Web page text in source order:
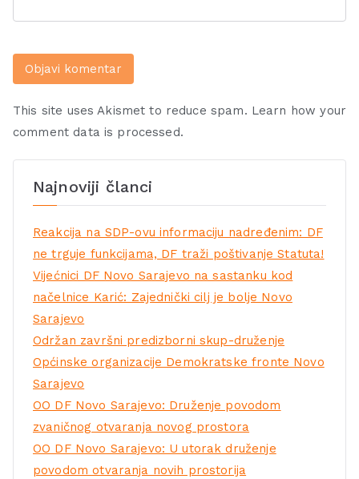
This site uses Akismet to reduce spam. Learn how your
comment data is processed.
Najnoviji članci
Reakcija na SDP-ovu informaciju nadređenim: DF
ne trguje funkcijama, DF traži poštivanje Statuta!
Vijećnici DF Novo Sarajevo na sastanku kod
načelnice Karić: Zajednički cilj je bolje Novo
Sarajevo
Održan završni predizborni skup-druženje
Općinske organizacije Demokratske fronte Novo
Sarajevo
OO DF Novo Sarajevo: Druženje povodom
zvaničnog otvaranja novog prostora
OO DF Novo Sarajevo: U utorak druženje
povodom otvaranja novih prostorija